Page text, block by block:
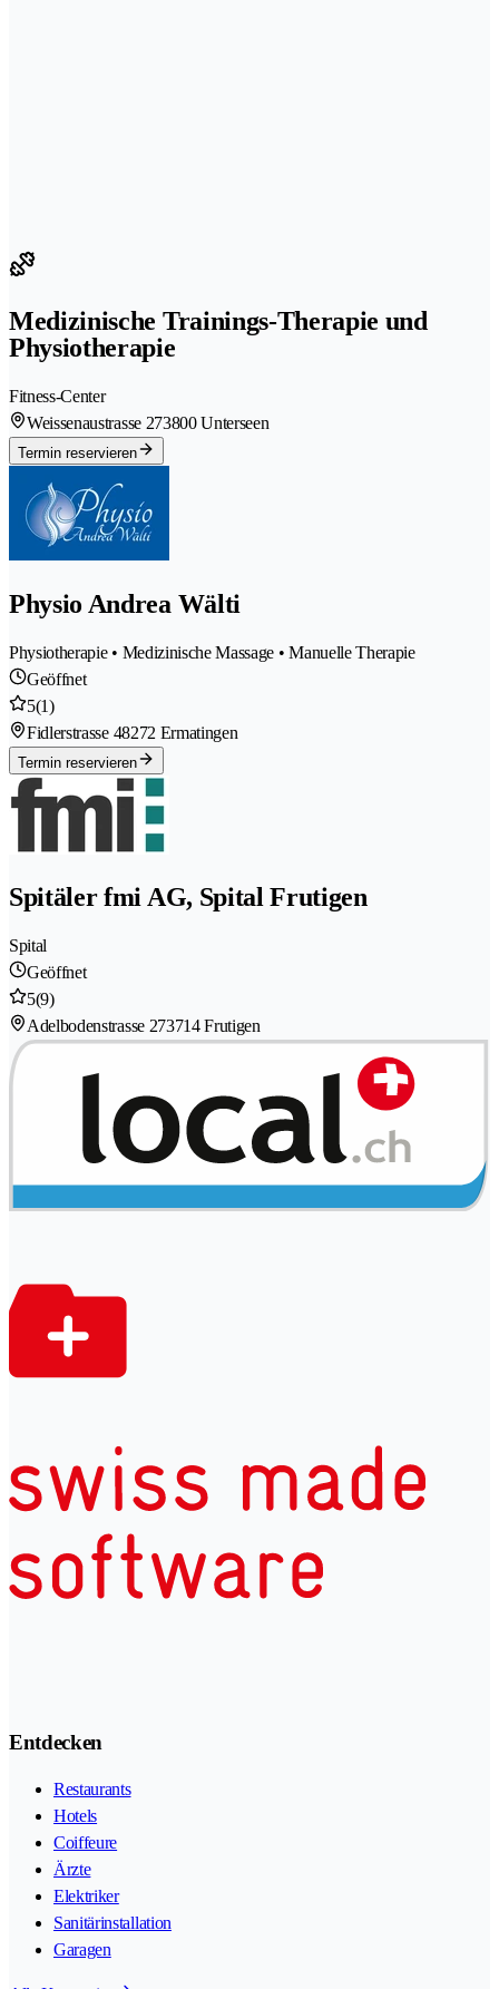
Medizinische Trainings-Therapie und
Physiotherapie
Fitness-Center
Weissenaustrasse 273800 Unterseen
Termin reservieren
Physio Andrea Wälti
Physiotherapie • Medizinische Massage • Manuelle Therapie
Geöffnet
5(1)
Fidlerstrasse 48272 Ermatingen
Termin reservieren
Spitäler fmi AG, Spital Frutigen
Spital
Geöffnet
5(9)
Adelbodenstrasse 273714 Frutigen
Entdecken
Restaurants
Hotels
Coiffeure
Ärzte
Elektriker
Sanitärinstallation
Garagen